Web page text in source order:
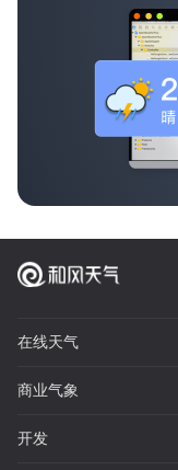
在线天气
商业气象
开发